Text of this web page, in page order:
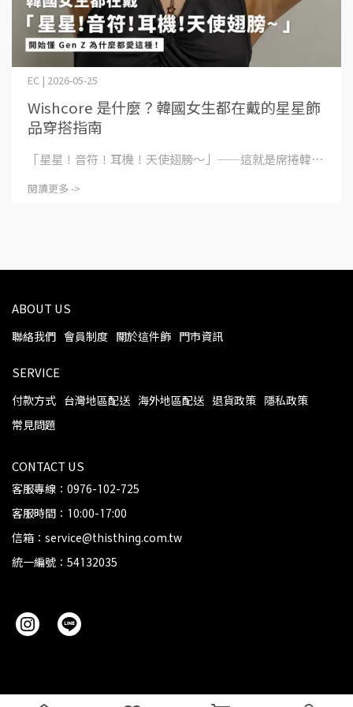
Wishcore 是什麼？韓國女生都在戴的星星飾
品穿搭指南
EC | 2026-05-25
「星星！音符！耳機！天使翅膀～」——這就是席捲韓⋯
閱讀更多 ->
ABOUT US
聯絡我們 會員制度 關於這件飾 門市資訊
SERVICE
付款方式 台灣地區配送 海外地區配送 退貨政策
隱私政策
常見問題
CONTACT US
客服專線：0976-102-725
客服時間：10:00-17:00
信箱：service@thisthing.com.tw
統一編號：54132035